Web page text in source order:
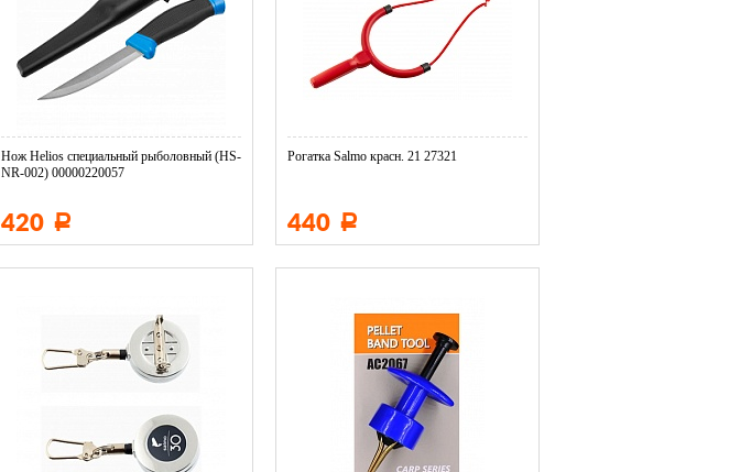
Нож Helios специальный рыболовный (HS-
NR-002) 00000220057
420 Р
Рогатка Salmo красн. 21 27321
440 Р